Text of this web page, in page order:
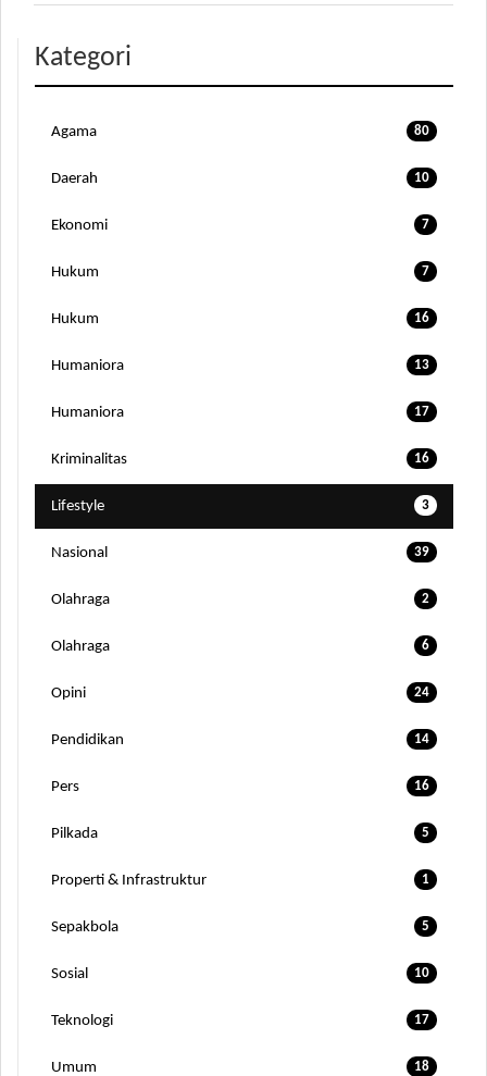
Kategori
Agama 80
Daerah 10
Ekonomi 7
Hukum 7
Hukum 16
Humaniora 13
Humaniora 17
Kriminalitas 16
Lifestyle 3
Nasional 39
Olahraga 2
Olahraga 6
Opini 24
Pendidikan 14
Pers 16
Pilkada 5
Properti & Infrastruktur 1
Sepakbola 5
Sosial 10
Teknologi 17
Umum 18